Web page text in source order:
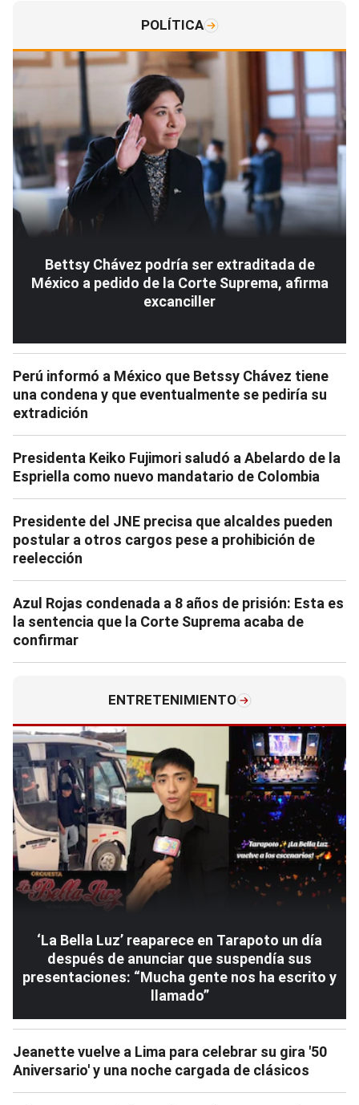
POLÍTICA
Bettsy Chávez podría ser extraditada de
México a pedido de la Corte Suprema, afirma
excanciller
Perú informó a México que Betssy Chávez tiene
una condena y que eventualmente se pediría su
extradición
Presidenta Keiko Fujimori saludó a Abelardo de la
Espriella como nuevo mandatario de Colombia
Presidente del JNE precisa que alcaldes pueden
postular a otros cargos pese a prohibición de
reelección
Azul Rojas condenada a 8 años de prisión: Esta es
la sentencia que la Corte Suprema acaba de
confirmar
ENTRETENIMIENTO
‘La Bella Luz’ reaparece en Tarapoto un día
después de anunciar que suspendía sus
presentaciones: “Mucha gente nos ha escrito y
llamado”
Jeanette vuelve a Lima para celebrar su gira '50
Aniversario' y una noche cargada de clásicos